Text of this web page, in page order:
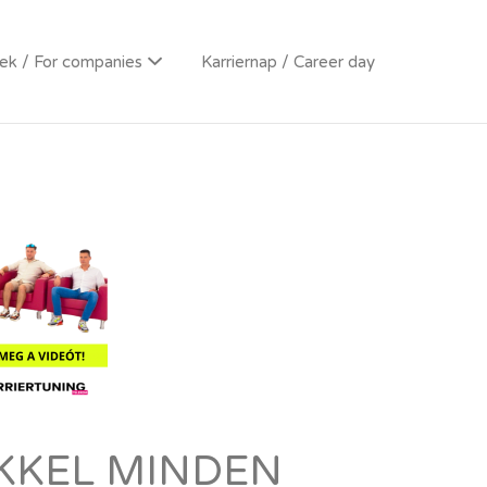
/ For companies Karriernap / Career day
MINDEN